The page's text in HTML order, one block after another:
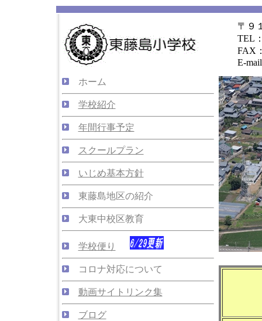
〒９１
TEL：
FAX：
E-mail
ホーム
学校紹介
年間行事予定
スクールプラン
いじめ基本方針
東藤島地区の紹介
大東中校区教育
学校便り
コロナ対応について
動画サイトリンク集
ブログ